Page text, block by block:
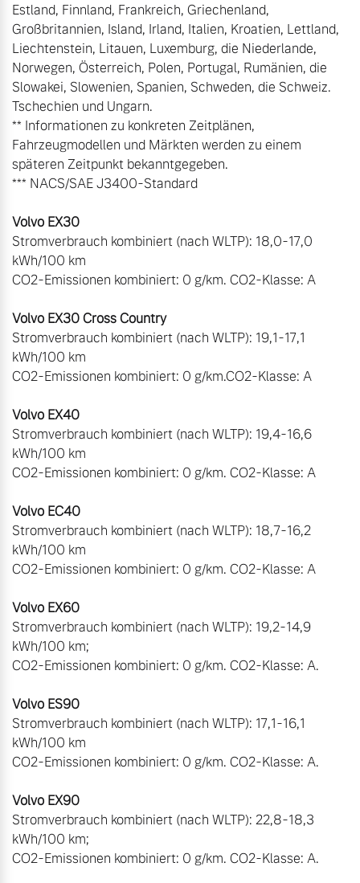
Estland, Finnland, Frankreich, Griechenland,
Großbritannien, Island, Irland, Italien, Kroatien, Lettland,
Liechtenstein, Litauen, Luxemburg, die Niederlande,
Norwegen, Österreich, Polen, Portugal, Rumänien, die
Slowakei, Slowenien, Spanien, Schweden, die Schweiz.
Tschechien und Ungarn.
** Informationen zu konkreten Zeitplänen,
Fahrzeugmodellen und Märkten werden zu einem
späteren Zeitpunkt bekanntgegeben.
*** NACS/SAE J3400-Standard
Stromverbrauch kombiniert (nach WLTP): 18,0-17,0
kWh/100 km
CO2-Emissionen kombiniert: 0 g/km. CO2-Klasse: A
Stromverbrauch kombiniert (nach WLTP): 19,1-17,1
kWh/100 km
CO2-Emissionen kombiniert: 0 g/km.CO2-Klasse: A
Stromverbrauch kombiniert (nach WLTP): 19,4-16,6
kWh/100 km
CO2-Emissionen kombiniert: 0 g/km. CO2-Klasse: A
Stromverbrauch kombiniert (nach WLTP): 18,7-16,2
kWh/100 km
CO2-Emissionen kombiniert: 0 g/km. CO2-Klasse: A
Stromverbrauch kombiniert (nach WLTP): 19,2-14,9
kWh/100 km;
CO2-Emissionen kombiniert: 0 g/km. CO2-Klasse: A.
Stromverbrauch kombiniert (nach WLTP): 17,1-16,1
kWh/100 km
CO2-Emissionen kombiniert: 0 g/km. CO2-Klasse: A.
Stromverbrauch kombiniert (nach WLTP): 22,8-18,3
kWh/100 km;
CO2-Emissionen kombiniert: 0 g/km. CO2-Klasse: A.